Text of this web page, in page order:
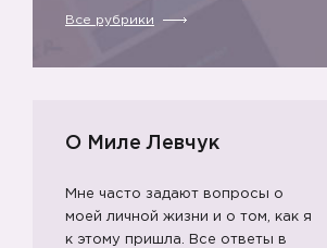
Все рубрики
О Миле Левчук
Мне часто задают вопросы о
моей личной жизни и о том, как я
к этому пришла. Все ответы в